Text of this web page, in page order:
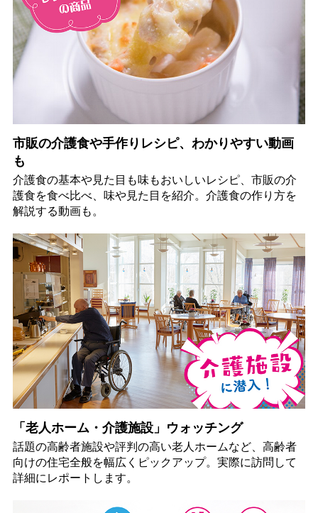
市販の介護食や手作りレシピ、わかりやすい動画
も
介護食の基本や見た目も味もおいしいレシピ、市販の介
護食を食べ比べ、味や見た目を紹介。介護食の作り方を
解説する動画も。
「老人ホーム・介護施設」ウォッチング
話題の高齢者施設や評判の高い老人ホームなど、高齢者
向けの住宅全般を幅広くピックアップ。実際に訪問して
詳細にレポートします。